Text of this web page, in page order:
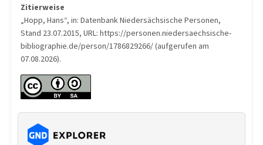
Zitierweise
„Hopp, Hans“, in: Datenbank Niedersächsische Personen,
Stand 23.07.2015, URL: https://personen.niedersaechsische-
bibliographie.de/person/1786829266/ (aufgerufen am
07.08.2026).